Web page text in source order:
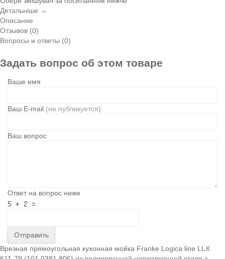
Детальніше →
Описание
Отзывов (0)
Вопросы и ответы (0)
Задать вопрос об этом товаре
Ваше имя
Ваш E-mail (не публикуется)
Ваш вопрос
Ответ на вопрос ниже
Отправить
Врезная прямоугольная кухонная мойка Franke Logica line LLX